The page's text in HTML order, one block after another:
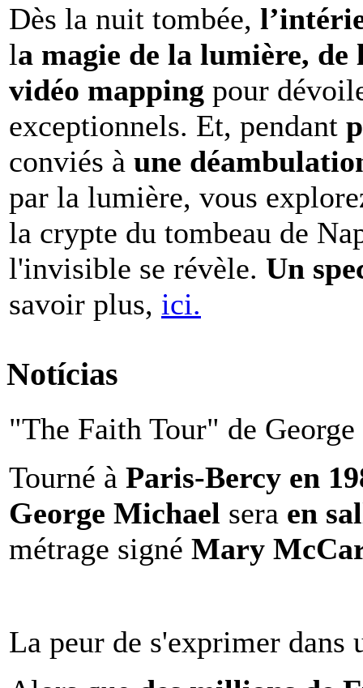
Dès la nuit tombée,
la magie de la lumière,
vidéo mapping pour
exceptionnels. Et, pendant
conviés à une
par la lumière, vous
la crypte du tombeau de
l'invisible se révèle. Un
savoir plus, ici.
Notícias
"The Faith Tour" de
Tourné à Paris-Bercy en
George Michael sera en
métrage signé Mary
La peur de s'exprimer dans